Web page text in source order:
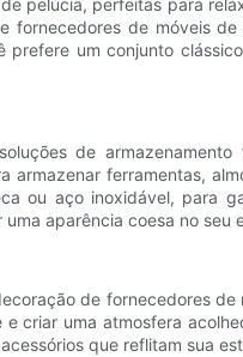
pelúcia, perfeitas para
de móveis
um conjunto
de
ferramentas,
ou aço inoxidável, para
aparência coesa no seu
de fornecedores
criar uma atmosfera
que reflitam sua